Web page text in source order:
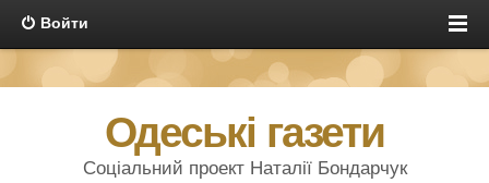
Войти
Одеські газети
Соціальний проект Наталії Бондарчук